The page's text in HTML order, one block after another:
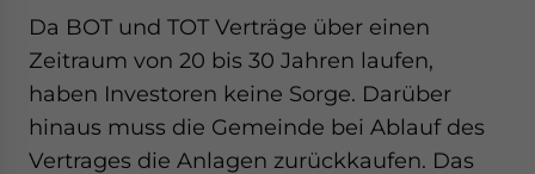
Da BOT und TOT Verträge über einen
Zeitraum von 20 bis 30 Jahren laufen,
haben Investoren keine Sorge. Darüber
hinaus muss die Gemeinde bei Ablauf des
Vertrages die Anlagen zurückkaufen. Das